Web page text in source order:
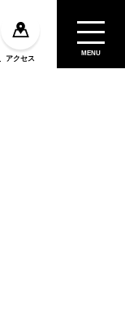
アクセス
MENU